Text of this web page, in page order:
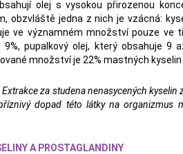
olej s vysokou přirozenou
obzvláště jedna z nich je vzácná:
ve významném množství pouze ve
pupalkový olej, který obsahuje 9
množství je 22% mastných
za studena nenasycených kyselin
dopad této látky na organizmus
A PROSTAGLANDINY